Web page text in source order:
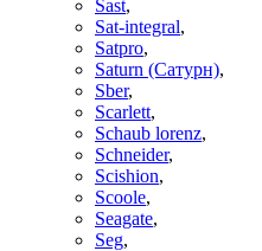
Sast,
Sat-integral,
Satpro,
Saturn (Сатурн),
Sber,
Scarlett,
Schaub lorenz,
Schneider,
Scishion,
Scoole,
Seagate,
Seg,